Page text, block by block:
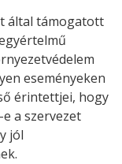
által támogatott
eseményeken
érintettjei, hogy
a szervezet
jól